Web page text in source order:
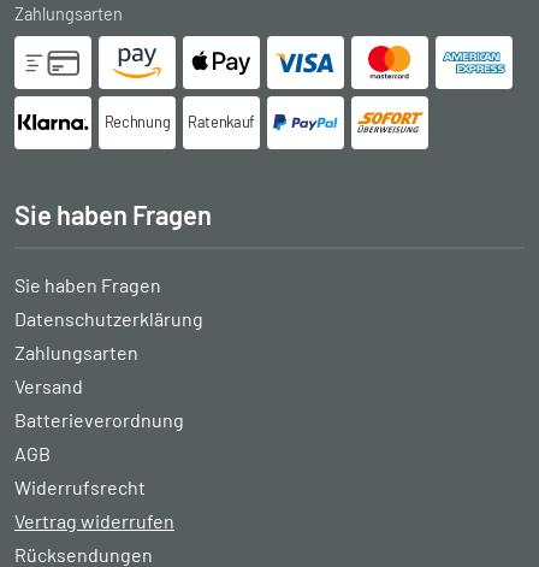
Zahlungsarten
Rechnung Ratenkauf
Sie haben Fragen
Sie haben Fragen
Datenschutzerklärung
Zahlungsarten
Versand
Batterieverordnung
AGB
Widerrufsrecht
Vertrag widerrufen
Rücksendungen